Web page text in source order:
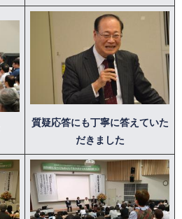
質疑応答にも丁寧に答えていた
だきました